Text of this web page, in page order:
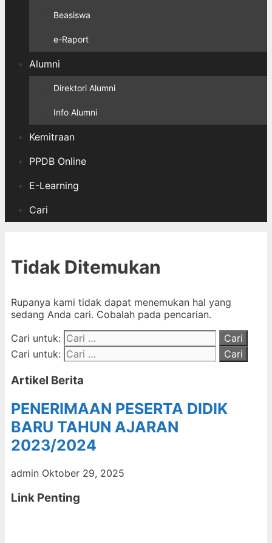
Beasiswa
e-Raport
Alumni
Direktori Alumni
Info Alumni
Kemitraan
PPDB Online
E-Learning
Cari
Tidak Ditemukan
Rupanya kami tidak dapat menemukan hal yang
sedang Anda cari. Cobalah pada pencarian.
Cari untuk:
Cari untuk:
Artikel Berita
PENERIMAAN PESERTA DIDIK
BARU TAHUN AJARAN
2023/2024
admin Oktober 29, 2025
Link Penting